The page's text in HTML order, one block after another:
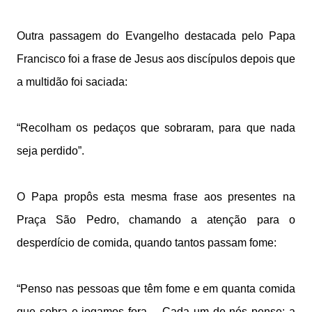
Outra passagem do Evangelho destacada pelo Papa
Francisco foi a frase de Jesus aos discípulos depois que
a multidão foi saciada:
“Recolham os pedaços que sobraram, para que nada
seja perdido”.
O Papa propôs esta mesma frase aos presentes na
Praça São Pedro, chamando a atenção para o
desperdício de comida, quando tantos passam fome:
“Penso nas pessoas que têm fome e em quanta comida